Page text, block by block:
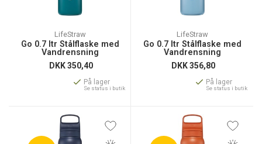
LifeStraw
Go 0.7 ltr Stålflaske med
Vandrensning
DKK350,40
På lager
Se status i butik
LifeStraw
Go 0.7 ltr Stålflaske med
Vandrensning
DKK356,80
På lager
Se status i butik